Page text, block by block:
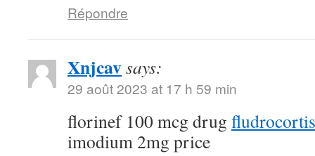
Répondre
Xnjcavsays:
29 août 2023 at 17 h 59 min
florinef 100 mcg drug
imodium 2mg price